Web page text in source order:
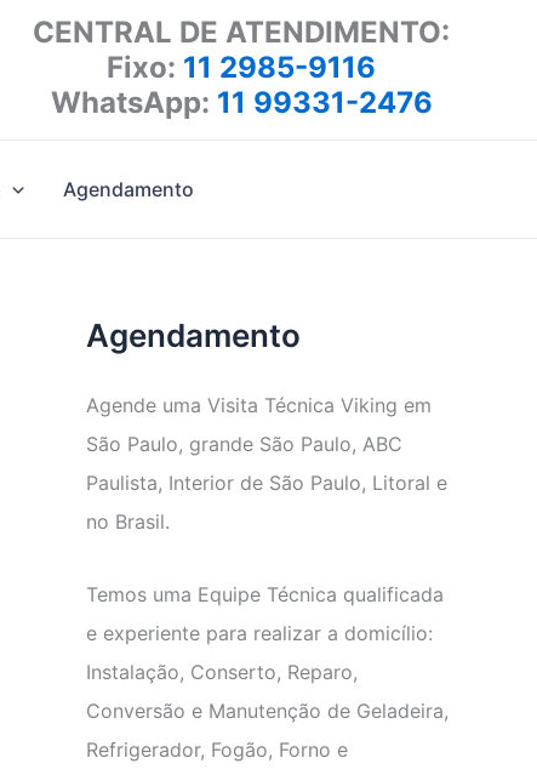
CENTRAL DE ATENDIMENTO:
Fixo: 11 2985-9116
WhatsApp: 11 99331-2476
Agendamento
Agendamento
Agende uma Visita Técnica Viking em
São Paulo, grande São Paulo, ABC
Paulista, Interior de São Paulo, Litoral e
no Brasil.
Temos uma Equipe Técnica qualificada
e experiente para realizar a domicílio:
Instalação, Conserto, Reparo,
Conversão e Manutenção de Geladeira,
Refrigerador, Fogão, Forno e